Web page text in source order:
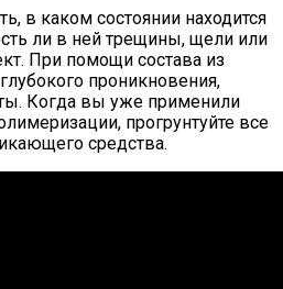
в каком состоянии находится
ли в ней трещины, щели или
При помощи состава из
проникновения,
Когда вы уже применили
прогрунтуйте все
средства.